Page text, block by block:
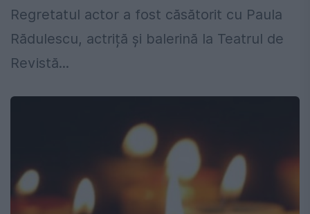
Regretatul actor a fost căsătorit cu Paula
Rădulescu, actriță și balerină la Teatrul de
Revistă...